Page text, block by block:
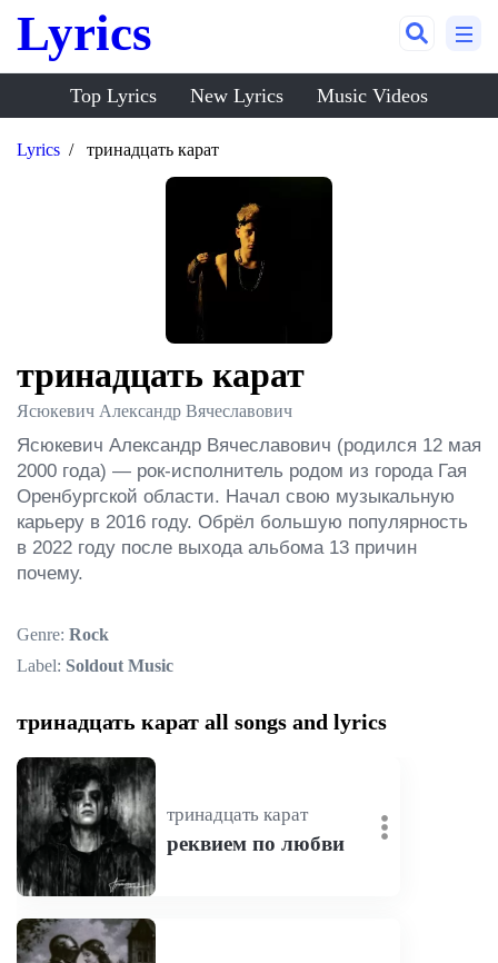
Lyrics
Top Lyrics New Lyrics Music Videos
Lyrics тринадцать карат
тринадцать карат
Ясюкевич Александр Вячеславович
Ясюкевич Александр Вячеславович (родился 12 мая
2000 года) — рок-исполнитель родом из города Гая
Оренбургской области. Начал свою музыкальную
карьеру в 2016 году. Обрёл большую популярность
в 2022 году после выхода альбома 13 причин
почему.
Genre: Rock
Label: Soldout Music
тринадцать карат all songs and lyrics
тринадцать карат
реквием по любви